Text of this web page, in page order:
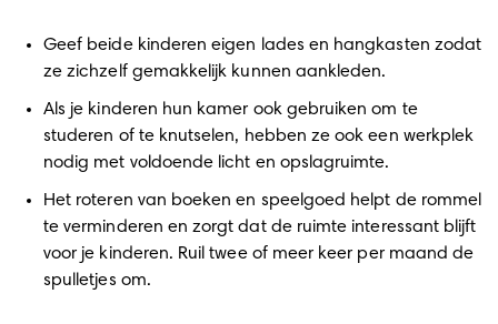
Geef beide kinderen eigen lades en hangkasten zodat
ze zichzelf gemakkelijk kunnen aankleden.
Als je kinderen hun kamer ook gebruiken om te
studeren of te knutselen, hebben ze ook een werkplek
nodig met voldoende licht en opslagruimte.
Het roteren van boeken en speelgoed helpt de rommel
te verminderen en zorgt dat de ruimte interessant blijft
voor je kinderen. Ruil twee of meer keer per maand de
spulletjes om.